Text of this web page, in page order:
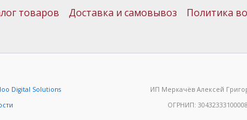
товаров Доставка и самовывоз Политика
Digital Solutions
ИП Меркачёв Алексей
ОГРНИП: